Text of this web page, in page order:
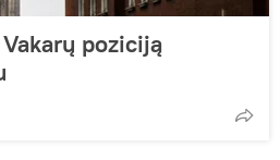
poziciją